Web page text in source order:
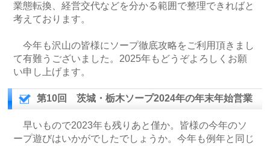
業態転換、経営交代などを分かる範囲で整理できればと
考えております。
今年も沢山の皆様にソープ徹底攻略をご利用頂きまし
て有難うございました。2025年もどうぞよろしくお願
い申し上げます。
第10回 茨城・栃木ソープ2024年の年末年始営業
早いもので2023年も残りあと僅か。皆様の今年のソ
ープ遊びはいかがでしたでしょうか。今年も例年と同じ